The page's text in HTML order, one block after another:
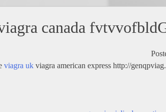
canada
viagra uk viagra american express http://